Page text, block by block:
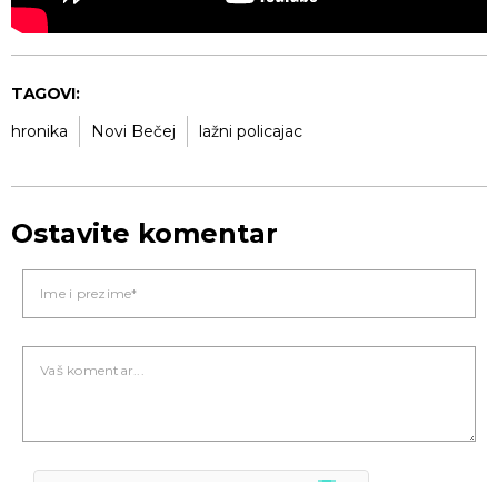
TAGOVI:
hronika
Novi Bečej lažni policajac
Ostavite komentar